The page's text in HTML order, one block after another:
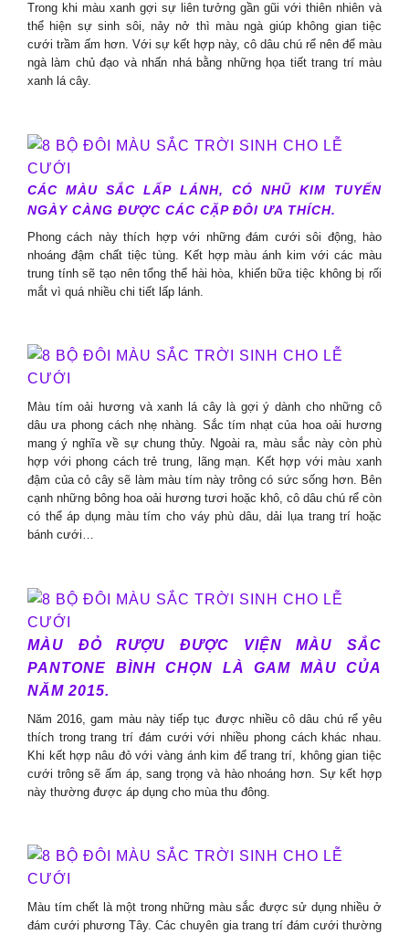
Trong khi màu xanh gợi sự liên tưởng gần gũi với thiên nhiên và
thể hiện sự sinh sôi, nảy nở thì màu ngà giúp không gian tiệc
cưới trầm ấm hơn. Với sự kết hợp này, cô dâu chú rể nên để màu
ngà làm chủ đạo và nhấn nhá bằng những họa tiết trang trí màu
xanh lá cây.
CÁC MÀU SẮC LẤP LÁNH, CÓ NHŨ KIM TUYẾN
NGÀY CÀNG ĐƯỢC CÁC CẶP ĐÔI ƯA THÍCH.
Phong cách này thích hợp với những đám cưới sôi động, hào
nhoáng đậm chất tiệc tùng. Kết hợp màu ánh kim với các màu
trung tính sẽ tạo nên tổng thể hài hòa, khiến bữa tiệc không bị rối
mắt vì quá nhiều chi tiết lấp lánh.
Màu tím oải hương và xanh lá cây là gợi ý dành cho những cô
dâu ưa phong cách nhẹ nhàng. Sắc tím nhạt của hoa oải hương
mang ý nghĩa về sự chung thủy. Ngoài ra, màu sắc này còn phù
hợp với phong cách trẻ trung, lãng mạn. Kết hợp với màu xanh
đậm của cỏ cây sẽ làm màu tím này trông có sức sống hơn. Bên
cạnh những bông hoa oải hương tươi hoặc khô, cô dâu chú rể còn
có thể áp dụng màu tím cho váy phù dâu, dải lụa trang trí hoặc
bánh cưới…
MÀU ĐỎ RƯỢU ĐƯỢC VIỆN MÀU SẮC
PANTONE BÌNH CHỌN LÀ GAM MÀU CỦA
NĂM 2015.
Năm 2016, gam màu này tiếp tục được nhiều cô dâu chú rể yêu
thích trong trang trí đám cưới với nhiều phong cách khác nhau.
Khi kết hợp nâu đỏ với vàng ánh kim để trang trí, không gian tiệc
cưới trông sẽ ấm áp, sang trọng và hào nhoáng hơn. Sự kết hợp
này thường được áp dụng cho mùa thu đông.
Màu tím chết là một trong những màu sắc được sử dụng nhiều ở
đám cưới phương Tây. Các chuyên gia trang trí đám cưới thường